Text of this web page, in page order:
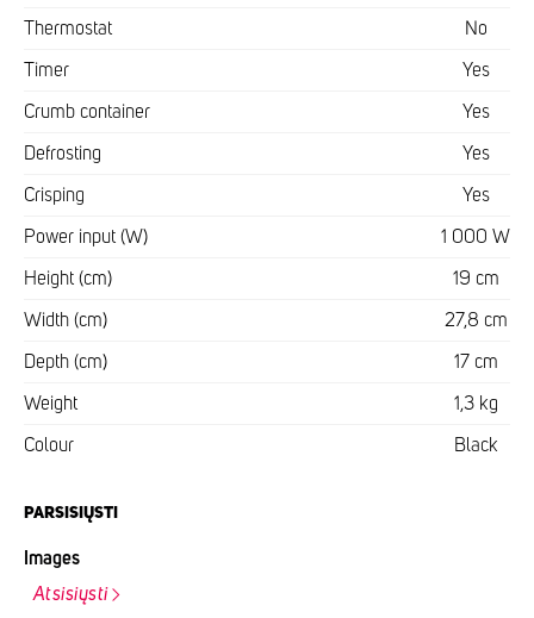
Thermostat No
Timer Yes
Crumb container Yes
Defrosting Yes
Crisping Yes
Power input (W) 1 000 W
Height (cm) 19 cm
Width (cm) 27,8 cm
Depth (cm) 17 cm
Weight 1,3 kg
Colour Black
PARSISIŲSTI
Images
Atsisiųsti